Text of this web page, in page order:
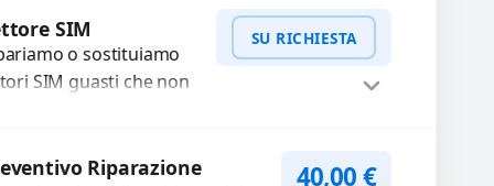
chiamate. Diagnosi
e ricambi di...
WhatsApp
SIM
o sostituiamo
SIM guasti che non
ricambi testati
SU RICHIESTA
PreventivoRiparazione 40,00€